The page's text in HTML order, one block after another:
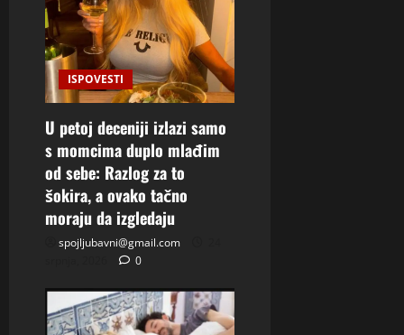
ISPOVESTI
U petoj deceniji izlazi samo
s momcima duplo mlađim
od sebe: Razlog za to
šokira, a ovako tačno
moraju da izgledaju
spojljubavni@gmail.com
0